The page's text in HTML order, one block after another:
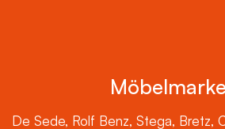
De Sede, Rolf Benz, Stega, Bretz,